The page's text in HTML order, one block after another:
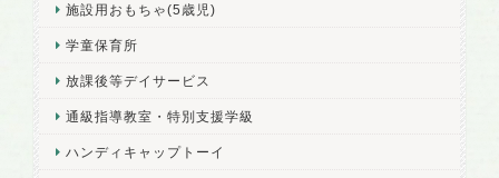
施設用おもちゃ(5歳児)
学童保育所
放課後等デイサービス
通級指導教室・特別支援学級
ハンディキャップトーイ